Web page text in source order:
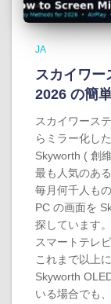
JA
スカイワー
2026 の簡
スカイワース
らミラー化し
Skyworth ( 創
最も人気のあ
毎月何千人も
PC の画面を
探しています
スマートテレ
これまで以上
Skyworth
いる場合でも